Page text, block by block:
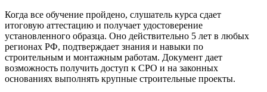
Когда все обучение пройдено, слушатель курса сдает
итоговую аттестацию и получает удостоверение
установленного образца. Оно действительно 5 лет в любых
регионах РФ, подтверждает знания и навыки по
строительным и монтажным работам. Документ дает
возможность получить доступ к СРО и на законных
основаниях выполнять крупные строительные проекты.